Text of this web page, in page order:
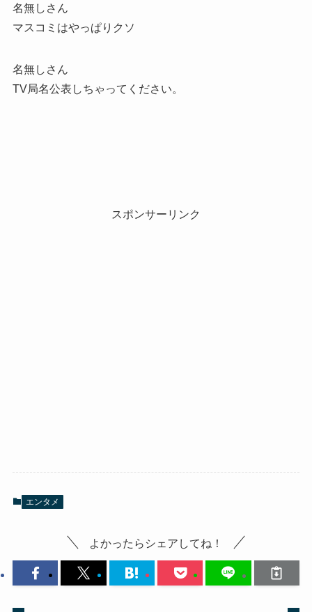
名無しさん
マスコミはやっぱりクソ
名無しさん
TV局名公表しちゃってください。
スポンサーリンク
エンタメ
よかったらシェアしてね！